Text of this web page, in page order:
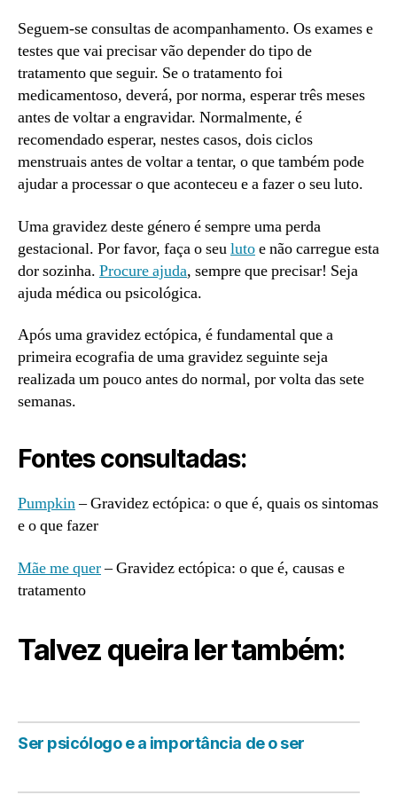
Seguem-se consultas de acompanhamento. Os exames e
testes que vai precisar vão depender do tipo de
tratamento que seguir. Se o tratamento foi
medicamentoso, deverá, por norma, esperar três meses
antes de voltar a engravidar. Normalmente, é
recomendado esperar, nestes casos, dois ciclos
menstruais antes de voltar a tentar, o que também pode
ajudar a processar o que aconteceu e a fazer o seu luto.
Uma gravidez deste género é sempre uma perda
gestacional. Por favor, faça o seulutoe não carregue esta
dor sozinha. Procure ajuda, sempre que precisar! Seja
ajuda médica ou psicológica.
Após uma gravidez ectópica, é fundamental que a
primeira ecografia de uma gravidez seguinte seja
realizada um pouco antes do normal, por volta das sete
semanas.
Fontes consultadas:
Pumpkin– Gravidez ectópica: o que é, quais os sintomas
e o que fazer
Mãe me quer– Gravidez ectópica: o que é, causas e
tratamento
Talvez queira ler também:
Ser psicólogo e a importância de o ser